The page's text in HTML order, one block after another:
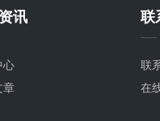
讯
心
章
联
联
在